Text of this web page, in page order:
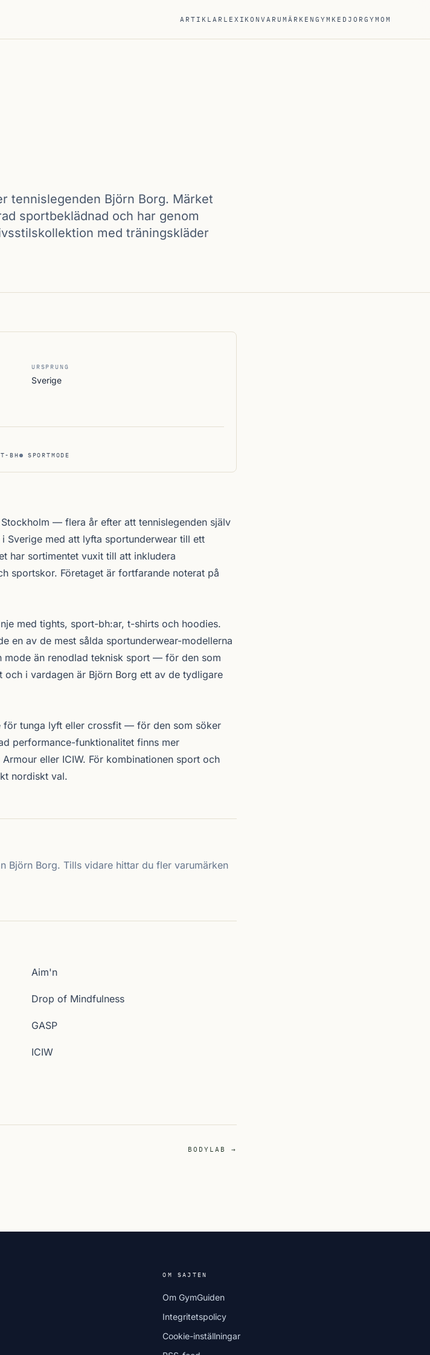
ARTIKLAR LEXIKONVARUMÄRKENGYMKEDJORGYMOM
tennislegenden Björn Borg. Märket
sportbeklädnad och har genom
med träningskläder
URSPRUNG
Sverige
BH SPORTMODE
— flera år efter att tennislegenden själv
Sverige med att lyfta sportunderwear till ett
har sortimentet vuxit till att inkludera
sportskor. Företaget är fortfarande noterat på
med tights, sport-bh:ar, t-shirts och hoodies.
en av de mest sålda sportunderwear-modellerna
mode än renodlad teknisk sport — för den som
i vardagen är Björn Borg ett av de tydligare
för tunga lyft eller crossfit — för den som söker
performance-funktionalitet finns mer
eller ICIW. För kombinationen sport och
nordiskt val.
Björn Borg. Tills vidare hittar du fler varumärken
Aim'n
Drop of Mindfulness
GASP
ICIW
BODYLAB →
OM SAJTEN
Om GymGuiden
Integritetspolicy
Cookie-inställningar